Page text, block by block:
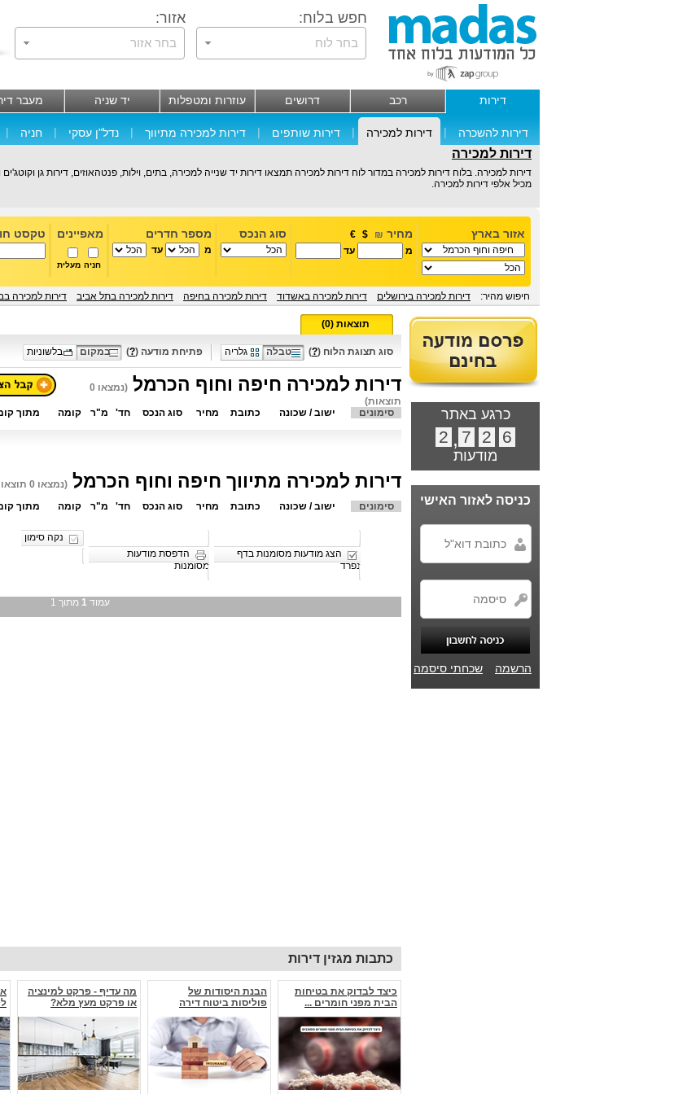
חפש בלוח: אזור:
בחר לוח בחר אזור
דירות רכב דרושים עוזרות ומטפלות יד שניה מעבר
דירות להשכרה | דירות למכירה | דירות שותפים | דירות למכירה מתיווך | נדל"ן עסקי | חניה |
דירות למכירה
דירות למכירה. בלוח דירות למכירה במדור לוח דירות למכירה תמצאו דירות יד שנייה למכירה, בתים, וילות, פנטהאוזים, דירות גן
מכיל אלפי דירות למכירה.
אזור בארץ מחיר ₪
$
€
מ
עד
סוג הנכס מספר חדרים
מ עד
מאפיינים
חניה מעלית
טקסט
חיפוש מהיר: דירות למכירה בירושלים דירות למכירה באשדוד דירות למכירה בחיפה דירות למכירה בתל אביב דירות למכירה
כרגע באתר
6
2
7
,
2
מודעות
כניסה לאזור האישי
הרשמה שכחתי סיסמה
תוצאות (0)
סוג תצוגת הלוח (?
) טבלה גלריה פתיחת מודעה (?
) במקום בלשוניות
דירות למכירה חיפה וחוף הכרמל
(נמצאו 0
תוצאות)
סימונים
ישוב / שכונה כתובת מחיר סוג הנכס חד' מ"ר קומה מתוך
דירות למכירה מתיווך חיפה וחוף הכרמל (נמצאו 0 תוצאות)
סימונים
ישוב / שכונה כתובת מחיר סוג הנכס חד' מ"ר קומה מתוך
הצג מודעות מסומנות בדף
נפרד
הדפסת מודעות
מסומנות
נקה סימון
עמוד1 מתוך 1
כתבות מגזין דירות
כיצד לבדוק את בטיחות
הבית מפני חומרים ...
הבנת היסודות של
פוליסות ביטוח דירה
מה עדיף - פרקט למינציה
או פרקט מעץ מלא?